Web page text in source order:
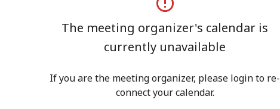
The meeting organizer's calendar is
currently unavailable
If you are the meeting organizer, please login to re-
connect your calendar.